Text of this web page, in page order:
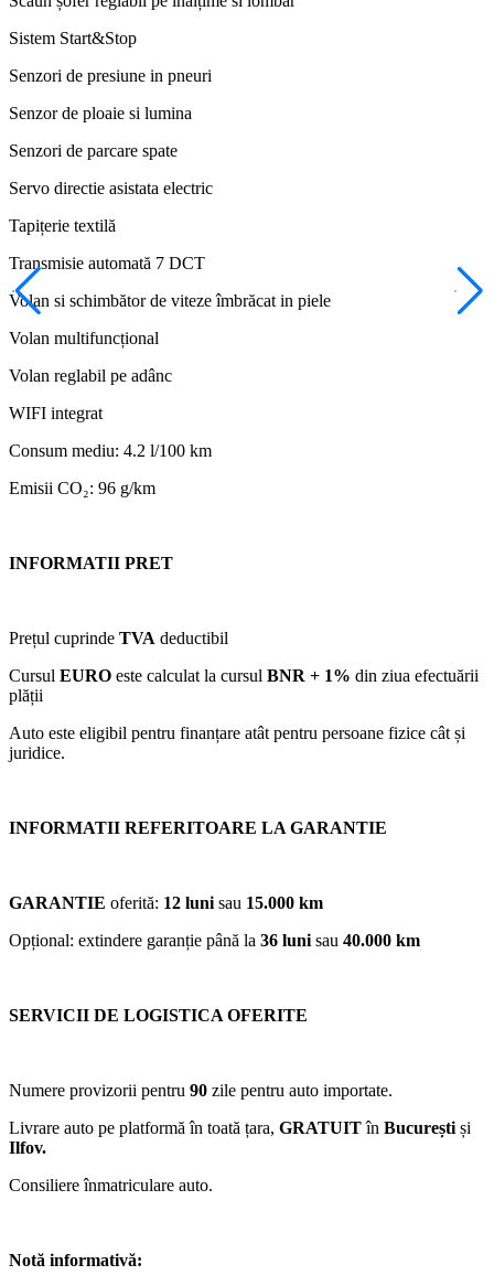
Sistem Start&Stop
Senzori de presiune in pneuri
Senzor de ploaie si lumina
Senzori de parcare spate
Servo directie asistata electric
Tapițerie textilă
Transmisie automată 7 DCT
Volan si schimbător de viteze îmbrăcat in piele
Volan multifuncțional
Volan reglabil pe adânc
WIFI integrat
Consum mediu: 4.2 l/100 km
Emisii CO₂: 96 g/km
INFORMATII PRET
Prețul cuprinde TVA deductibil
Cursul EURO este calculat la cursul BNR + 1% din ziua efectuării
plății
Auto este eligibil pentru finanțare atât pentru persoane fizice cât și
juridice.
INFORMATII REFERITOARE LA GARANTIE
GARANTIE oferită: 12 luni sau 15.000 km
Opțional: extindere garanție până la 36 luni sau 40.000 km
SERVICII DE LOGISTICA OFERITE
Numere provizorii pentru 90 zile pentru auto importate.
Livrare auto pe platformă în toată țara, GRATUITîn București și
Ilfov.
Consiliere înmatriculare auto.
Notă informativă: